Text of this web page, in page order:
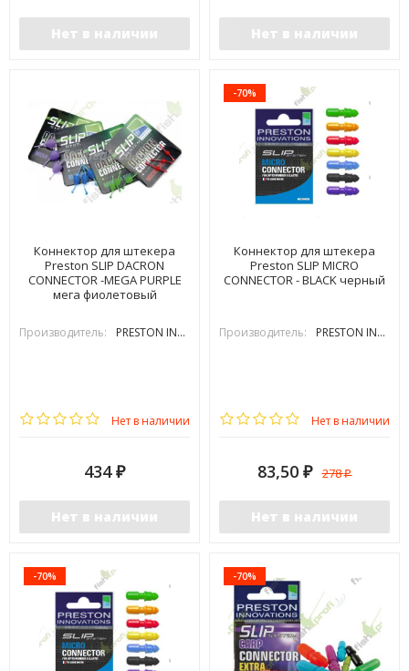
Нет в наличии Нет в наличии
Коннектор для штекера
Preston SLIP DACRON
CONNECTOR -MEGA PURPLE
мега фиолетовый
Производитель: PRESTON INOVATIONS
Нет в наличии
434 ₽
Нет в наличии
-70%
Коннектор для штекера
Preston SLIP MICRO
CONNECTOR - BLACK черный
Производитель: PRESTON INOVATIONS
Нет в наличии
83,50 ₽ 278₽
Нет в наличии
-70% -70%